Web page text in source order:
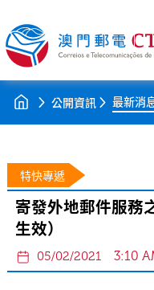
公開資訊 最新消
特快專遞
寄發外地郵件服務
生效）
05/02/2021 3:10